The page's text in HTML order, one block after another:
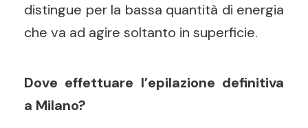
distingue per la bassa quantità di energia
che va ad agire soltanto in superficie.
Dove effettuare l’epilazione definitiva
a Milano?